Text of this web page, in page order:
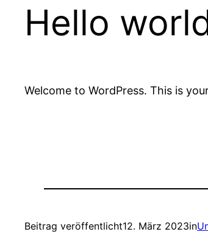
Hello
Welcome to WordPress. This is
Beitrag veröffentlicht12. März 2023in